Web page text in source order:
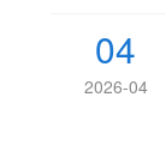
04
2026-04